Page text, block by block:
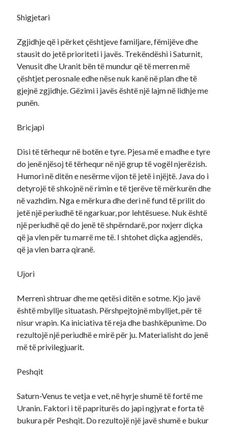
Shigjetari
Zgjidhje që i përket çështjeve familjare, fëmijëve dhe
stausit do jetë prioriteti i javës. Trekëndëshi i Saturnit,
Venusit dhe Uranit bën të mundur që të merren më
çështjet perosnale edhe nëse nuk kanë në plan dhe të
gjejnë zgjidhje. Gëzimi i javës është një lajm në lidhje me
punën.
Bricjapi
Disi të tërhequr në botën e tyre. Pjesa më e madhe e tyre
do jenë njësoj të tërhequr në një grup të vogël njerëzish.
Humori në ditën e nesërme vijon të jetë i njëjtë. Java do i
detyrojë të shkojnë në rimin e të tjerëve të mërkurën dhe
në vazhdim. Nga e mërkura dhe deri në fund të prilit do
jetë një periudhë të ngarkuar, por lehtësuese. Nuk është
një periudhë që do jenë të shpërndarë, por nxjerr diçka
që ja vlen për tu marrë me të. I shtohet diçka agjendës,
që ja vlen barra qiranë.
Ujori
Merreni shtruar dhe me qetësi ditën e sotme. Kjo javë
është mbyllje situatash. Përshpejtojnë mbylljet, për të
nisur vrapin. Ka iniciativa të reja dhe bashkëpunime. Do
rezultojë një periudhë e mirë për ju. Materialisht do jenë
më të privilegjuarit.
Peshqit
Saturn-Venus te vetja e vet, në hyrje shumë të fortë me
Uranin. Faktori i të papriturës do japi ngjyrat e forta të
bukura për Peshqit. Do rezultojë një javë shumë e bukur